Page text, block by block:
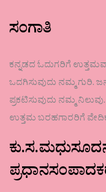
ಸಂಗಾತಿ
ಕನ್ನಡದ ಓದುಗರಿಗೆ
ಒದಗಿಸುವುದು ನಮ್ಮ ಗುರಿ.
ಪ್ರಕಟಿಸುವುದು ನಮ್ಮ
ಉತ್ತಮ ಬರಹಗಾರರಿಗೆ